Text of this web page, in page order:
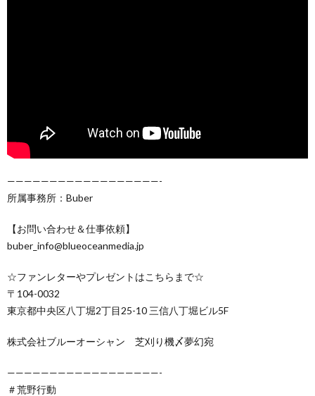
——————————————————-
所属事務所：Buber
【お問い合わせ＆仕事依頼】
buber_info@blueoceanmedia.jp
☆ファンレターやプレゼントはこちらまで☆
〒104-0032
東京都中央区八丁堀2丁目25-10 三信八丁堀ビル5F
株式会社ブルーオーシャン 芝刈り機〆夢幻宛
——————————————————-
＃荒野行動